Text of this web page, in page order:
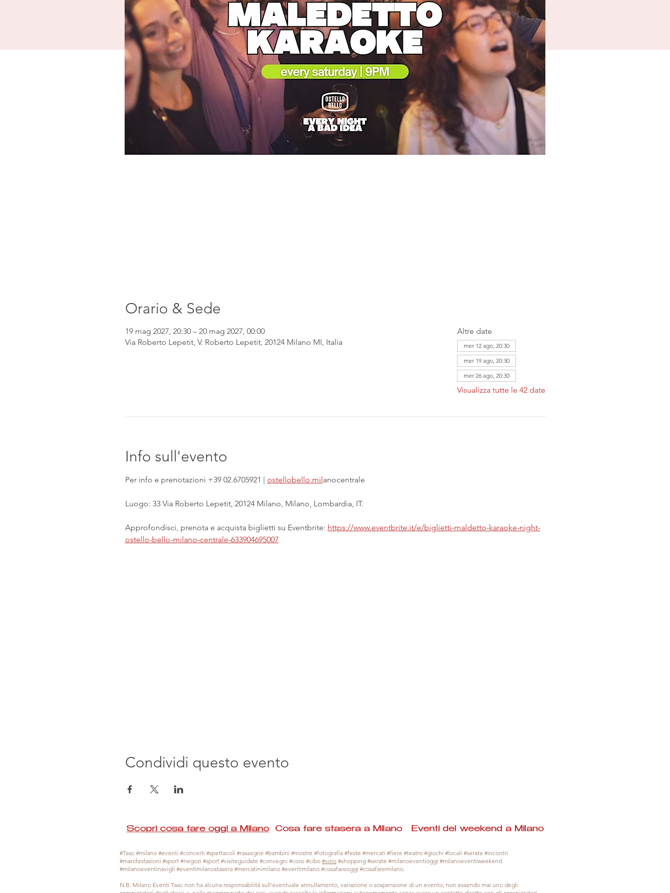
Orario & Sede
19 mag 2027, 20:30 – 20 mag 2027, 00:00
Via Roberto Lepetit, V. Roberto Lepetit, 20124 Milano MI, Italia
Altre date
mer 12 ago, 20:30
mer 19 ago, 20:30
mer 26 ago, 20:30
Visualizza tutte le 42 date
Info sull'evento
Per info e prenotazioni +39 02.6705921 | ostellobello.milanocentrale
Luogo: 33 Via Roberto Lepetit, 20124 Milano, Milano, Lombardia, IT.
Approfondisci, prenota e acquista biglietti su Eventbrite: https://www.eventbrite.it/e/biglietti-maldetto-karaoke-night-
ostello-bello-milano-centrale-633904695007
Condividi questo evento
Scopri cosa fare oggi a MilanoCosa fare stasera a Milano Eventi del weekend a Milano
#Taac #milano #eventi #concerti #spettacoli #rassegne #bambini #mostre #fotografia #feste #mercati #fiere #teatro #giochi #locali #serate #incontri
#manifestazioni #sport #negozi #sport #visiteguidate #convegni #corsi #cibo #vino #shopping #serate #milanoeventioggi #milanoeventiweekend
#milanoeventinavigli #eventimilanostasera #mercatinimilano #eventimilano #cosafareoggi #cosafaremilano.
N.B. Milano Eventi Taac non ha alcuna responsabilità sull'eventuale annullamento, variazione o sospensione di un evento, non essendo mai uno degli